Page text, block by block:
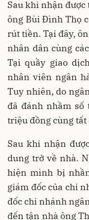
Sau khi nhận
ông Bùi Đình Thọ
rút tiền. Tại đây,
nhân dân cùng
Tại quầy giao
nhân viên ngân
Tuy nhiên, do
đã đánh nhầm
triệu đồng cùng tất
Sau khi nhận
dung trở về nhà.
hiện mình bị
giám đốc của chi
đốc chi nhánh
đến tận nhà ông